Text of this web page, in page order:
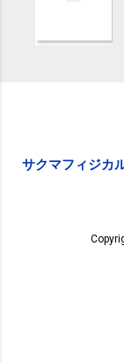
サクマフィジカ